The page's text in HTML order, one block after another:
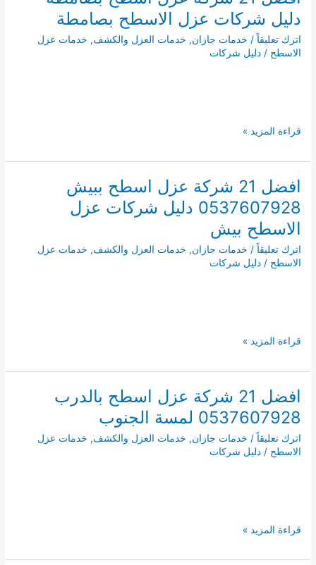
اسطح
بصبيا
0537607928
دليل
دليل شركات عزل الاسطح بصامطة
اترك تعليقاً / خدمات جازان, خدمات العزل والكشف, خدمات عزل
الاسطح /دليل شركات
افضل
شركة
عزل
اسطح
بصامطة
دليل
شركات
عزل
الاسطح
قراءة المزيد »
افضل 21 شركة عزل اسطح ببيش
0537607928 دليل شركات عزل
الاسطح بيش
اترك تعليقاً / خدمات جازان, خدمات العزل والكشف, خدمات عزل
الاسطح /دليل شركات
افضل
شركة
عزل
اسطح
ببيش
0537607928
دليل
قراءة المزيد »
افضل 21 شركة عزل اسطح بالدرب
0537607928 لمسة الجنوب
اترك تعليقاً / خدمات جازان, خدمات العزل والكشف, خدمات عزل
الاسطح /دليل شركات
افضل
شركة
قراءة المزيد »